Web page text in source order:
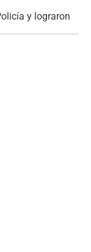
y lograron